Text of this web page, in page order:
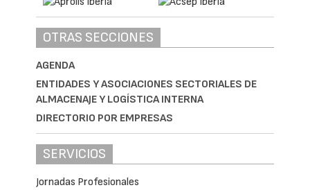
OTRAS SECCIONES
AGENDA
ENTIDADES Y ASOCIACIONES SECTORIALES DE
ALMACENAJE Y LOGÍSTICA INTERNA
DIRECTORIO POR EMPRESAS
SERVICIOS
Jornadas Profesionales